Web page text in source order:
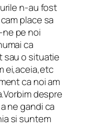
n-au fost
place sa
pe noi
ca
sau o situatie
ei,aceia,etc
ca noi am
despre
ne gandi ca
si suntem